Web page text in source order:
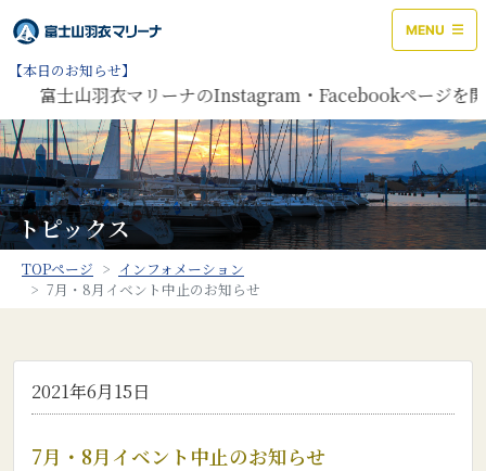
MENU
【本日のお知らせ】
富士山羽衣マリーナのInstagram・Facebookページを開
トピックス
TOPページ
インフォメーション
7月・8月イベント中止のお知らせ
2021年6月15日
7月・8月イベント中止のお知らせ